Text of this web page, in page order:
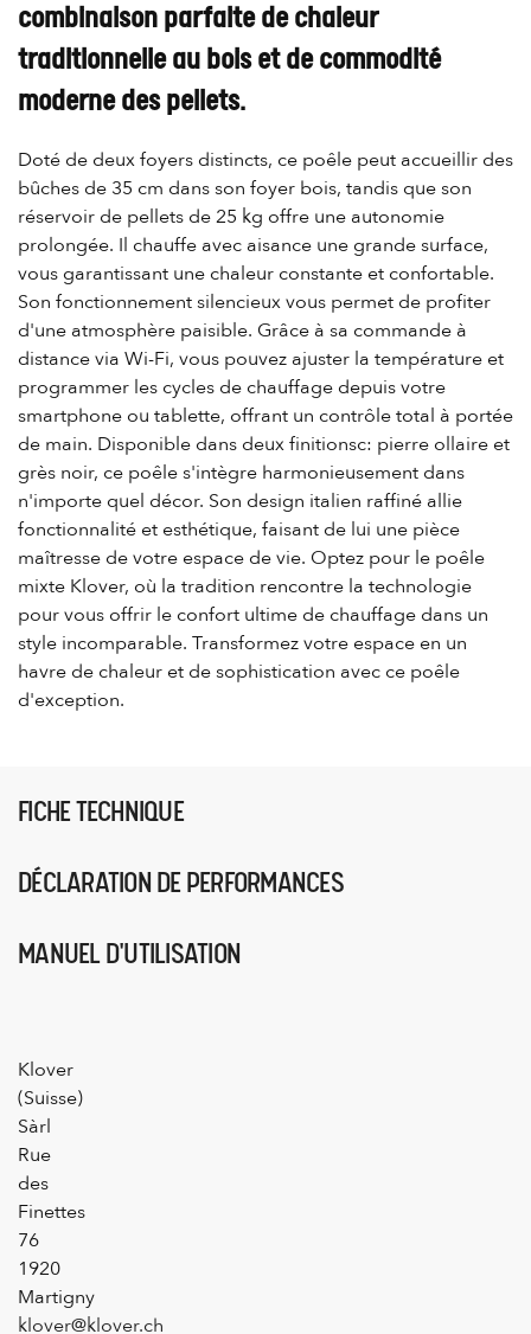
combinaison parfaite de chaleur
traditionnelle au bois et de commodité
moderne des pellets.
Doté de deux foyers distincts, ce poêle peut accueillir des
bûches de 35 cm dans son foyer bois, tandis que son
réservoir de pellets de 25 kg offre une autonomie
prolongée. Il chauffe avec aisance une grande surface,
vous garantissant une chaleur constante et confortable.
Son fonctionnement silencieux vous permet de profiter
d'une atmosphère paisible. Grâce à sa commande à
distance via Wi-Fi, vous pouvez ajuster la température et
programmer les cycles de chauffage depuis votre
smartphone ou tablette, offrant un contrôle total à portée
de main. Disponible dans deux finitionsc: pierre ollaire et
grès noir, ce poêle s'intègre harmonieusement dans
n'importe quel décor. Son design italien raffiné allie
fonctionnalité et esthétique, faisant de lui une pièce
maîtresse de votre espace de vie. Optez pour le poêle
mixte Klover, où la tradition rencontre la technologie
pour vous offrir le confort ultime de chauffage dans un
style incomparable. Transformez votre espace en un
havre de chaleur et de sophistication avec ce poêle
d'exception.
FICHE TECHNIQUE
DÉCLARATION DE PERFORMANCES
MANUEL D'UTILISATION
Klover
(Suisse)
Sàrl
Rue
des
Finettes
76
1920
Martigny
klover@klover.ch